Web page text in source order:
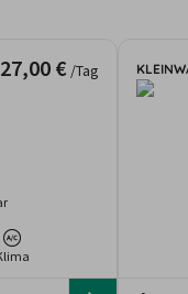
27,00 € /Tag